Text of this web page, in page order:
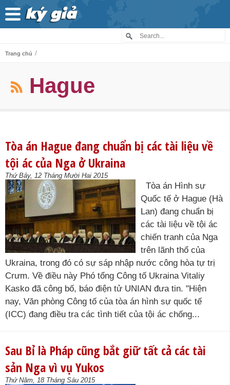
Trang chủ /
Hague
Tòa án Hague đang chuẩn bị các tài liệu về
tội ác của Nga ở Ukraina
Thứ Bảy, 12 Tháng Mười Hai 2015
Tòa án Hình sự
Quốc tế ở Hague (Hà
Lan) đang chuẩn bị
các tài liệu về tội ác
chiến tranh của Nga
trên lãnh thổ của
Ukraina, trong đó có sự sáp nhập nước công hòa tự trị
Crưm. Về điều này Phó tổng Công tố Ukraina Vitaliy
Kasko đã công bố, báo điện tử UNIAN đưa tin. "Hiện
nay, Văn phòng Công tố của tòa án hình sự quốc tế
(ICC) đang điều tra các tình tiết của tội ác chống...
Sau Bỉ là Pháp cũng bắt giữ tất cả các tài
sản Nga vì vụ Yukos
Thứ Năm, 18 Tháng Sáu 2015